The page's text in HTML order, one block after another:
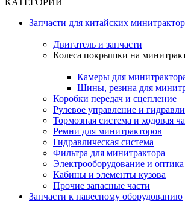
КАТЕГОРИИ
Запчасти для китайских
Двигатель и запчасти
Колеса покрышки на
Камеры для
Шины, резина для
Коробки передач и сцепление
Рулевое управление и
Тормозная система и ходовая
Ремни для минитракторов
Гидравлическая система
Фильтра для минитрактора
Электрооборудование и оптика
Кабины и элементы кузова
Прочие запасные части
Запчасти к навесному оборудованию